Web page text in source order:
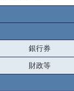
銀行券
財政等